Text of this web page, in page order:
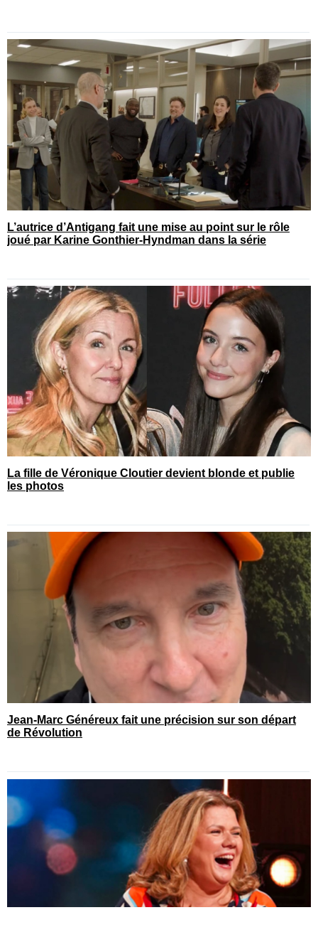
L’autrice d’Antigang fait une mise au point sur le rôle
joué par Karine Gonthier-Hyndman dans la série
La fille de Véronique Cloutier devient blonde et publie
les photos
Jean-Marc Généreux fait une précision sur son départ
de Révolution